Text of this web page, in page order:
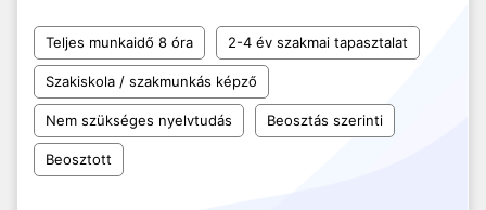
Teljes munkaidő 8 óra 2-4 év szakmai tapasztalat
Szakiskola / szakmunkás képző
Nem szükséges nyelvtudás Beosztás szerinti
Beosztott